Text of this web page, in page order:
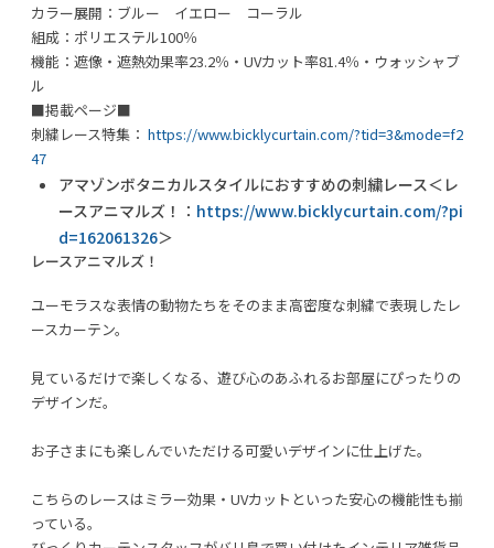
カラー展開：ブルー イエロー コーラル
組成：ポリエステル100％
機能：遮像・遮熱効果率23.2％・UVカット率81.4％・ウォッシャブ
ル
■掲載ページ■
刺繍レース特集： https://www.bicklycurtain.com/?tid=3&mode=f2
47
アマゾンボタニカルスタイルにおすすめの刺繍レース＜レ
ースアニマルズ！： https://www.bicklycurtain.com/?pi
d=162061326＞
レースアニマルズ！
ユーモラスな表情の動物たちをそのまま高密度な刺繍で表現したレ
ースカーテン。
見ているだけで楽しくなる、遊び心のあふれるお部屋にぴったりの
デザインだ。
お子さまにも楽しんでいただける可愛いデザインに仕上げた。
こちらのレースはミラー効果・UVカットといった安心の機能性も揃
っている。